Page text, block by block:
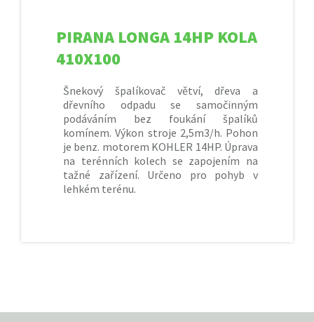
PIRANA LONGA 14HP KOLA
410X100
Šnekový špalíkovač větví, dřeva a
dřevního odpadu se samočinným
podáváním bez foukání špalíků
komínem. Výkon stroje 2,5m3/h. Pohon
je benz. motorem KOHLER 14HP. Úprava
na terénních kolech se zapojením na
tažné zařízení. Určeno pro pohyb v
lehkém terénu.